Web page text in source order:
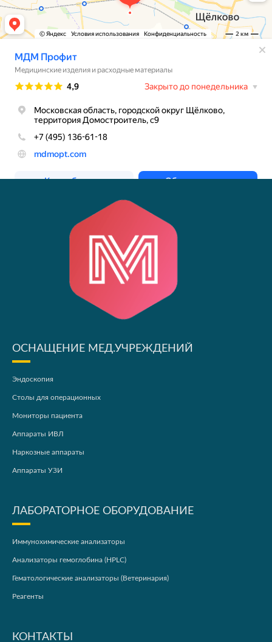
ОСНАЩЕНИЕ МЕД.УЧРЕЖДЕНИЙ
Эндоскопия
Столы для операционных
Мониторы пациента
Аппараты ИВЛ
Наркозные аппараты
Аппараты УЗИ
ЛАБОРАТОРНОЕ ОБОРУДОВАНИЕ
Иммунохимические анализаторы
Анализаторы гемоглобина (HPLC)
Гематологические анализаторы (Ветеринария)
Реагенты
КОНТАКТЫ